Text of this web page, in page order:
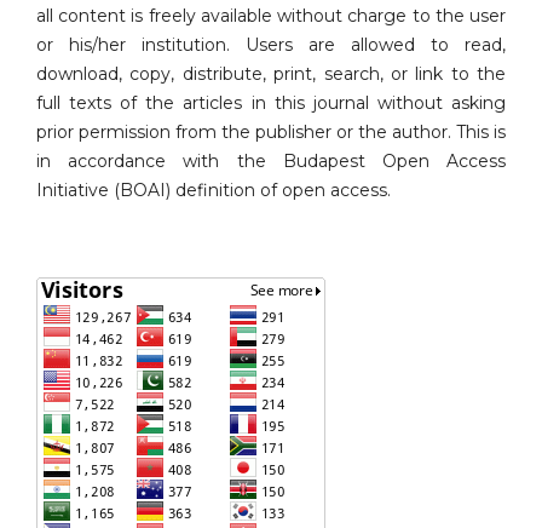
all content is freely available without charge to the user
or his/her institution. Users are allowed to read,
download, copy, distribute, print, search, or link to the
full texts of the articles in this journal without asking
prior permission from the publisher or the author. This is
in accordance with the Budapest Open Access
Initiative (BOAI) definition of open access.